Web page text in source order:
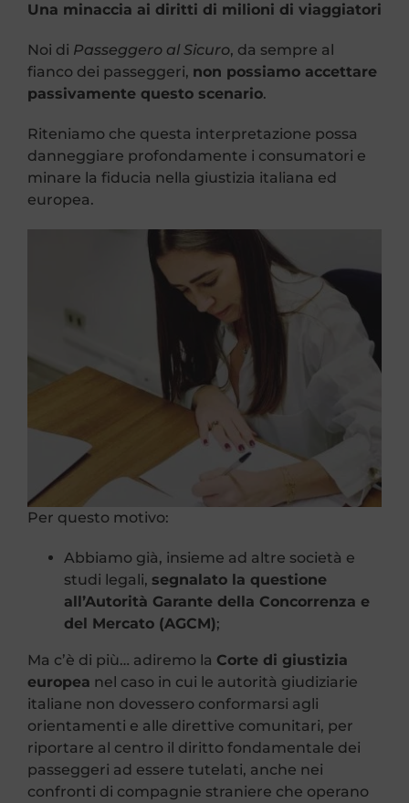
Una minaccia ai diritti di milioni di viaggiatori
Noi di Passeggero al Sicuro, da sempre al
fianco dei passeggeri, non possiamo accettare
passivamente questo scenario.
Riteniamo che questa interpretazione possa
danneggiare profondamente i consumatori e
minare la fiducia nella giustizia italiana ed
europea.
Per questo motivo:
Abbiamo già, insieme ad altre società e
studi legali, segnalato la questione
all’Autorità Garante della Concorrenza e
del Mercato (AGCM);
Ma c’è di più… adiremo la Corte di giustizia
europea nel caso in cui le autorità giudiziarie
italiane non dovessero conformarsi agli
orientamenti e alle direttive comunitari, per
riportare al centro il diritto fondamentale dei
passeggeri ad essere tutelati, anche nei
confronti di compagnie straniere che operano